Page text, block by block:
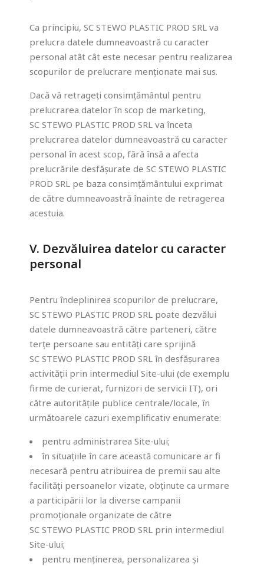
Ca principiu, SC STEWO PLASTIC PROD SRL va
prelucra datele dumneavoastră cu caracter
personal atât cât este necesar pentru realizarea
scopurilor de prelucrare menționate mai sus.
Dacă vă retrageți consimțământul pentru
prelucrarea datelor în scop de marketing,
SC STEWO PLASTIC PROD SRL va înceta
prelucrarea datelor dumneavoastră cu caracter
personal în acest scop, fără însă a afecta
prelucrările desfășurate de SC STEWO PLASTIC
PROD SRL pe baza consimțământului exprimat
de către dumneavoastră înainte de retragerea
acestuia.
V. Dezvăluirea datelor cu caracter
personal
Pentru îndeplinirea scopurilor de prelucrare,
SC STEWO PLASTIC PROD SRL poate dezvălui
datele dumneavoastră către parteneri, către
terțe persoane sau entități care sprijină
SC STEWO PLASTIC PROD SRL în desfășurarea
activității prin intermediul Site-ului (de exemplu
firme de curierat, furnizori de servicii IT), ori
către autoritățile publice centrale/locale, în
următoarele cazuri exemplificativ enumerate:
pentru administrarea Site-ului;
în situațiile în care această comunicare ar fi
necesară pentru atribuirea de premii sau alte
facilități persoanelor vizate, obținute ca urmare
a participării lor la diverse campanii
promoționale organizate de către
SC STEWO PLASTIC PROD SRL prin intermediul
Site-ului;
pentru menținerea, personalizarea și